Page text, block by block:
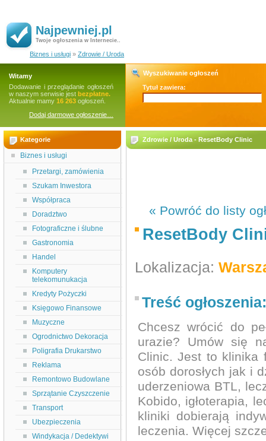
Najpewniej.pl
Twoje ogłoszenia w Internecie..
Biznes i usługi » Zdrowie / Uroda
Witamy
Dodawanie i przeglądanie ogłoszeń
w naszym serwisie jest bezpłatne.
Aktualnie mamy 16 263 ogłoszeń.
Dodaj darmowe ogłoszenie…
Wyszukiwanie ogłoszeń
Tytuł zawiera:
Kategorie
Biznes i usługi
Przetargi, zamówienia
Szukam Inwestora
Współpraca
Doradztwo
Fotograficzne i ślubne
Gastronomia
Handel
Komputery
telekomunukacja
Kredyty Pożyczki
Księgowo Finansowe
Muzyczne
Ogrodnictwo Dekoracja
Poligrafia Drukarstwo
Reklama
Remontowo Budowlane
Sprzątanie Czyszczenie
Transport
Ubezpieczenia
Windykacja / Dedektywi
Zdrowie / Uroda - ResetBody Clinic
« Powróć do listy
ResetBody
Lokalizacja:
Treść ogłoszenia:
Chcesz wrócić do
urazie? Umów się
Clinic. Jest to klinika
osób dorosłych jak i
uderzeniowa BTL,
Kobido, igłoterapia,
kliniki dobierają
leczenia. Więcej